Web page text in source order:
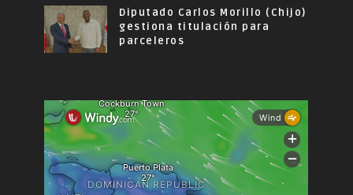
Diputado Carlos Morillo (Chijo)
gestiona titulación para
parceleros